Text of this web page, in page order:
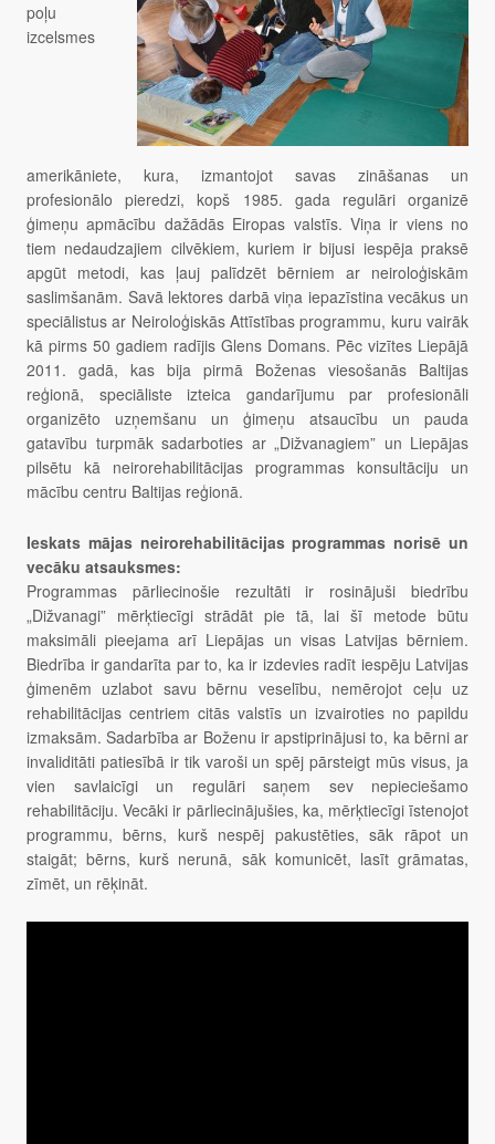
poļu
izcelsmes
amerikāniete, kura, izmantojot savas zināšanas un
profesionālo pieredzi, kopš 1985. gada regulāri organizē
ģimeņu apmācību dažādās Eiropas valstīs. Viņa ir viens no
tiem nedaudzajiem cilvēkiem, kuriem ir bijusi iespēja praksē
apgūt metodi, kas ļauj palīdzēt bērniem ar neiroloģiskām
saslimšanām. Savā lektores darbā viņa iepazīstina vecākus un
speciālistus ar Neiroloģiskās Attīstības programmu, kuru vairāk
kā pirms 50 gadiem radījis Glens Domans. Pēc vizītes Liepājā
2011. gadā, kas bija pirmā Boženas viesošanās Baltijas
reģionā, speciāliste izteica gandarījumu par profesionāli
organizēto uzņemšanu un ģimeņu atsaucību un pauda
gatavību turpmāk sadarboties ar „Dižvanagiem” un Liepājas
pilsētu kā neirorehabilitācijas programmas konsultāciju un
mācību centru Baltijas reģionā.
Ieskats mājas neirorehabilitācijas programmas norisē un
vecāku atsauksmes:
Programmas pārliecinošie rezultāti ir rosinājuši biedrību
„Dižvanagi” mērķtiecīgi strādāt pie tā, lai šī metode būtu
maksimāli pieejama arī Liepājas un visas Latvijas bērniem.
Biedrība ir gandarīta par to, ka ir izdevies radīt iespēju Latvijas
ģimenēm uzlabot savu bērnu veselību, nemērojot ceļu uz
rehabilitācijas centriem citās valstīs un izvairoties no papildu
izmaksām. Sadarbība ar Boženu ir apstiprinājusi to, ka bērni ar
invaliditāti patiesībā ir tik varoši un spēj pārsteigt mūs visus, ja
vien savlaicīgi un regulāri saņem sev nepieciešamo
rehabilitāciju. Vecāki ir pārliecinājušies, ka, mērķtiecīgi īstenojot
programmu, bērns, kurš nespēj pakustēties, sāk rāpot un
staigāt; bērns, kurš nerunā, sāk komunicēt, lasīt grāmatas,
zīmēt, un rēķināt.